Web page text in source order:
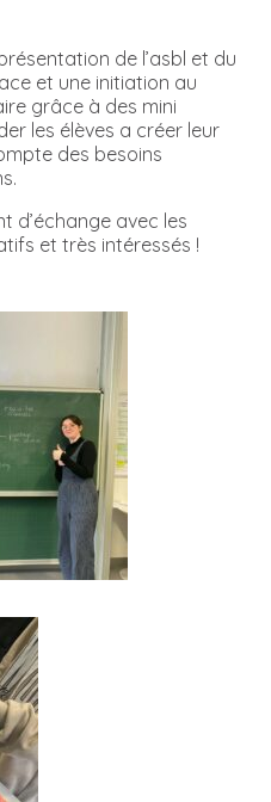
de l’asbl et du
et une initiation au
grâce à des mini
les élèves a créer leur
des besoins
d’échange avec les
et très intéressés !